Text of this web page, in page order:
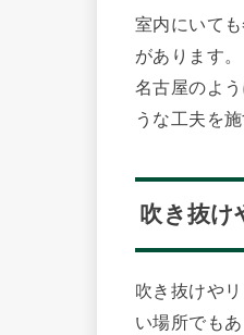
室内にいて
があります。
名古屋のよ
うな工夫を
吹き抜け
吹き抜けや
い場所でもあ